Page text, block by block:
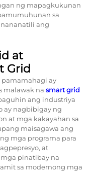
ng mapagkukunan
sa
ang
at
Grid
pamamahagi ay
malawak na smart grid
ang industriya
ay nagbibigay ng
at mga kakayahan sa
maisagawa ang
mga programa para
at
pinatibay na
sa modernong mga